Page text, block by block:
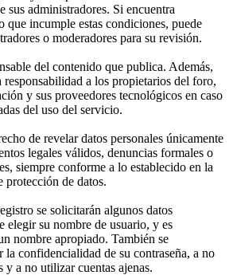
sus administradores. Si encuentra
que incumple estas condiciones, puede
o moderadores para su revisión.
del contenido que publica. Además,
responsabilidad a los propietarios del foro,
y sus proveedores tecnológicos en caso
del uso del servicio.
de revelar datos personales únicamente
legales válidos, denuncias formales o
siempre conforme a lo establecido en la
protección de datos.
se solicitarán algunos datos
elegir su nombre de usuario, y es
nombre apropiado. También se
la confidencialidad de su contraseña, a no
y a no utilizar cuentas ajenas.